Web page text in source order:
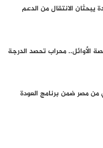
يبحثان الانتقال من الدعم
الأوائل.. محراب تحصد الدرجة
سوداني من مصر ضمن برنامج العودة